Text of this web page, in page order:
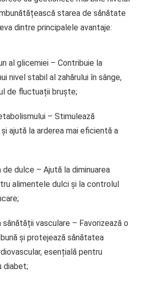
starea de sănătate
dintre principalele avantaje:
al glicemiei – Contribuie la
nivel stabil al zahărului în sânge,
de fluctuații bruște;
– Stimulează
ajută la arderea mai eficientă a
dulce – Ajută la diminuarea
alimentele dulci și la controlul
vasculare – Favorizează o
și protejează sănătatea
esențială pentru
diabet;